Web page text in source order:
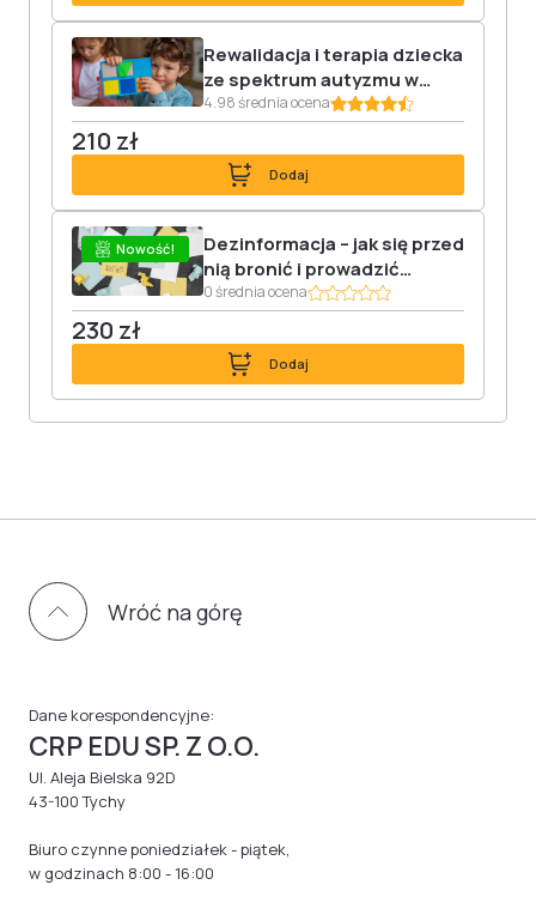
Rewalidacja i terapia dziecka
ze spektrum autyzmu w
wieku przedszkolnym –
praktyczne wskazówki
4.98 średnia ocena
210 zł
Dodaj
Nowość!
Dezinformacja – jak się przed
nią bronić i prowadzić
edukację medialną
0 średnia ocena
230 zł
Dodaj
Wróć na górę
Dane korespondencyjne:
CRP EDU SP. Z O.O.
Ul. Aleja Bielska 92D
43-100 Tychy
Biuro czynne poniedziałek - piątek,
w godzinach 8:00 - 16:00